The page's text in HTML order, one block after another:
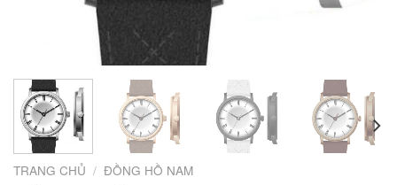
TRANG CHỦ / ĐỒNG HỒ NAM